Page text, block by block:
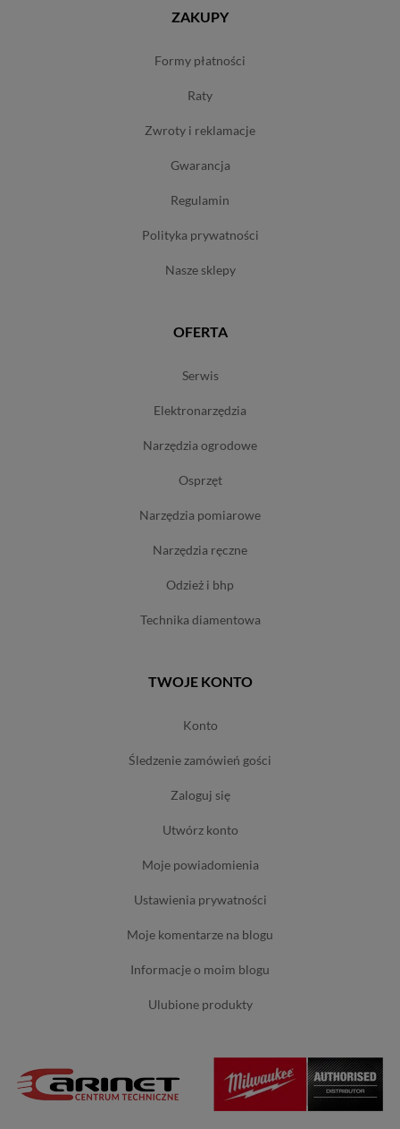
ZAKUPY
formy płatności
raty
zwroty i reklamacje
gwarancja
regulamin
polityka prywatności
nasze sklepy
OFERTA
serwis
elektronarzędzia
narzędzia ogrodowe
osprzęt
narzędzia pomiarowe
narzędzia ręczne
odzież i bhp
technika diamentowa
TWOJE KONTO
konto
śledzenie zamówień gości
zaloguj się
utwórz konto
moje powiadomienia
ustawienia prywatności
moje komentarze na blogu
informacje o moim blogu
ulubione produkty